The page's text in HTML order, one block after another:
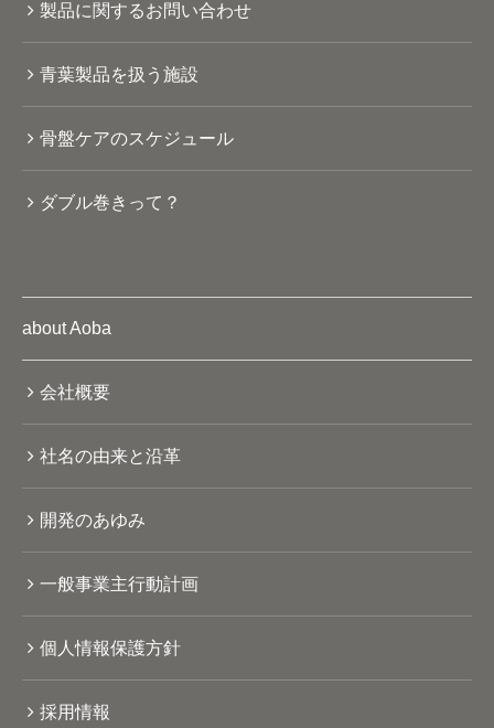
製品に関するお問い合わせ
青葉製品を扱う施設
骨盤ケアのスケジュール
ダブル巻きって？
about Aoba
会社概要
社名の由来と沿革
開発のあゆみ
一般事業主行動計画
個人情報保護方針
採用情報